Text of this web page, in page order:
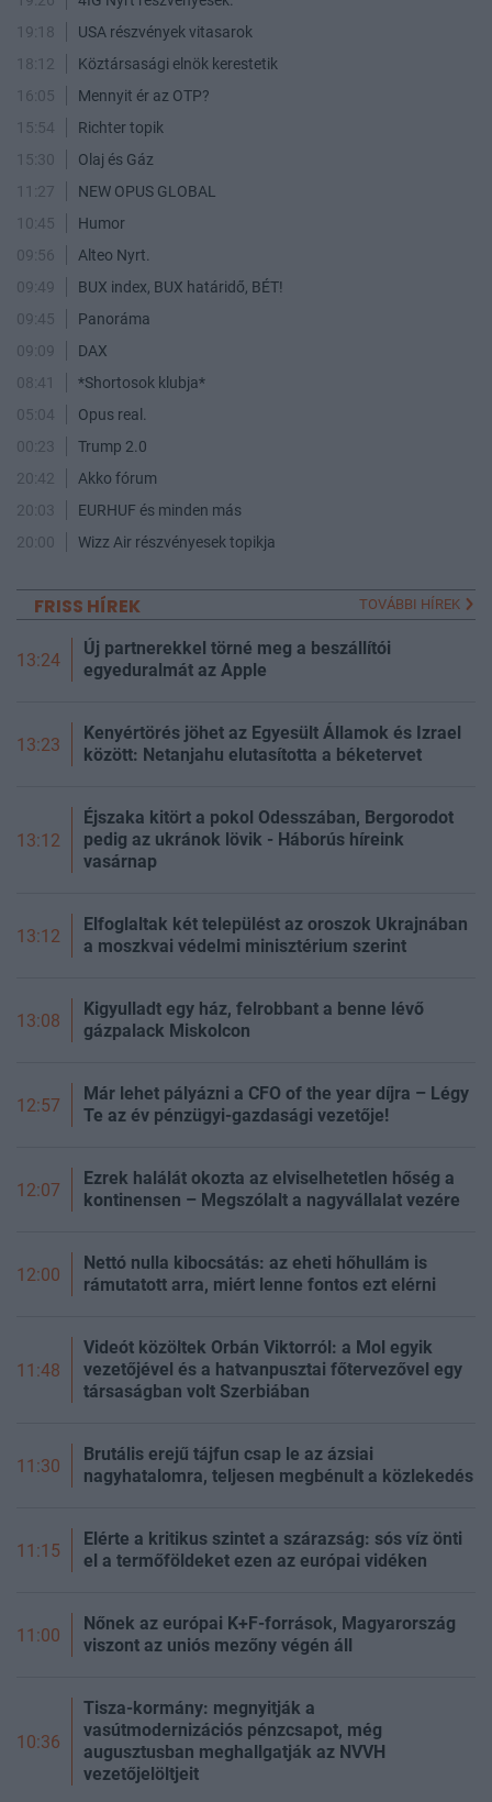
19:18
USA részvények vitasarok
18:12
Köztársasági elnök kerestetik
16:05
Mennyit ér az OTP?
15:54
Richter topik
15:30
Olaj és Gáz
11:27
NEW OPUS GLOBAL
10:45
Humor
09:56
Alteo Nyrt.
09:49
BUX index, BUX határidő, BÉT!
09:45
Panoráma
09:09
DAX
08:41
*Shortosok klubja*
05:04
Opus real.
00:23
Trump 2.0
20:42
Akko fórum
20:03
EURHUF és minden más
20:00
Wizz Air részvényesek topikja
FRISS HÍREK TOVÁBBI HÍREK
13:24
Új partnerekkel törné meg a beszállítói
egyeduralmát az Apple
13:23
Kenyértörés jöhet az Egyesült Államok és Izrael
között: Netanjahu elutasította a béketervet
13:12
Éjszaka kitört a pokol Odesszában, Bergorodot
pedig az ukránok lövik - Háborús híreink
vasárnap
13:12
Elfoglaltak két települést az oroszok Ukrajnában
a moszkvai védelmi minisztérium szerint
13:08
Kigyulladt egy ház, felrobbant a benne lévő
gázpalack Miskolcon
12:57
Már lehet pályázni a CFO of the year díjra – Légy
Te az év pénzügyi-gazdasági vezetője!
12:07
Ezrek halálát okozta az elviselhetetlen hőség a
kontinensen – Megszólalt a nagyvállalat vezére
12:00
Nettó nulla kibocsátás: az eheti hőhullám is
rámutatott arra, miért lenne fontos ezt elérni
11:48
Videót közöltek Orbán Viktorról: a Mol egyik
vezetőjével és a hatvanpusztai főtervezővel egy
társaságban volt Szerbiában
11:30
Brutális erejű tájfun csap le az ázsiai
nagyhatalomra, teljesen megbénult a közlekedés
11:15
Elérte a kritikus szintet a szárazság: sós víz önti
el a termőföldeket ezen az európai vidéken
11:00
Nőnek az európai K+F-források, Magyarország
viszont az uniós mezőny végén áll
10:36
Tisza-kormány: megnyitják a
vasútmodernizációs pénzcsapot, még
augusztusban meghallgatják az NVVH
vezetőjelöltjeit